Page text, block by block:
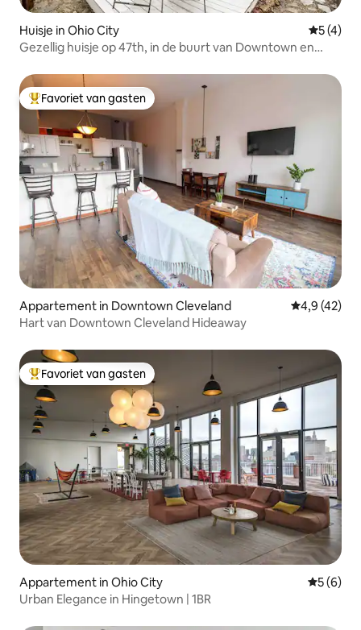
Huisje in Ohio City
5 (4)
Gezellig huisje op 47th, in de buurt van Downtown en
Topfavoriet van gasten
Favoriet van gasten
Appartement in Downtown Cleveland
4,9 (42)
Hart van Downtown Cleveland Hideaway
Topfavoriet van gasten
Favoriet van gasten
Appartement in Ohio City
5 (6)
Urban Elegance in Hingetown | 1BR